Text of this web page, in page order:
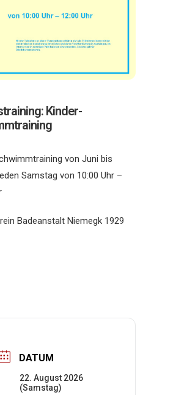
Kinder-
von Juni bis
Samstag von 10:00 Uhr –
Badeanstalt Niemegk 1929
DATUM
22. August 2026
(Samstag)